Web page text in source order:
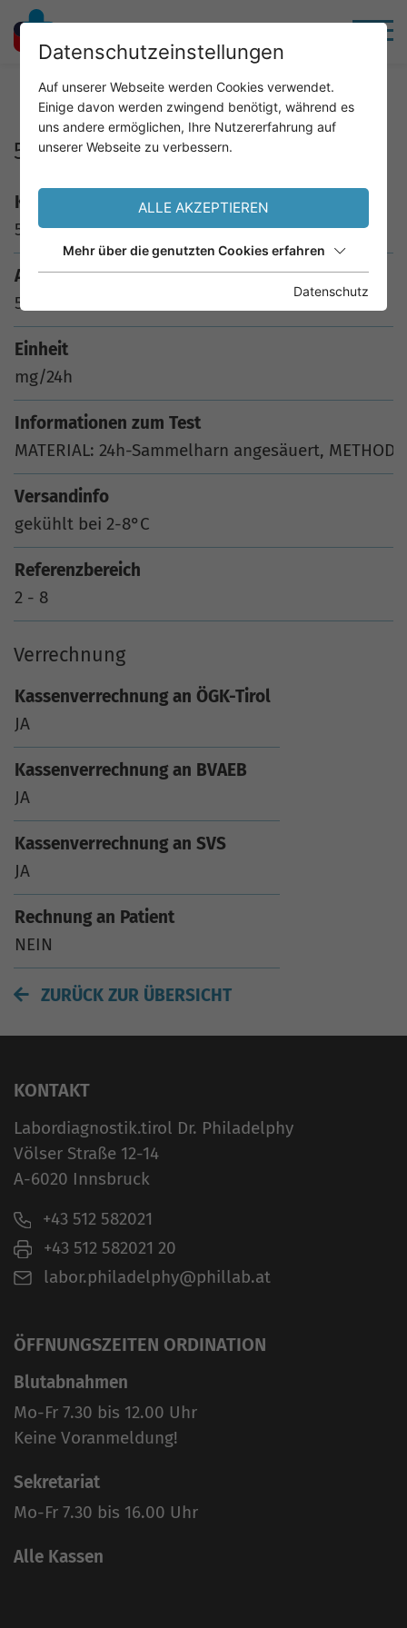
Home Service Analysenkatalog
5-HIES i.24h H.
Kürzel
5HIES
Analyse
5-HIES i.24h H.
Einheit
mg/24h
Informationen zum Test
MATERIAL: 24h-Sammelharn angesäuert,
Versandinfo
gekühlt bei 2-8°C
Referenzbereich
2 - 8
Verrechnung
Kassenverrechnung an ÖGK-Tirol
JA
Kassenverrechnung an BVAEB
JA
Kassenverrechnung an SVS
JA
Rechnung an Patient
NEIN
ZURÜCK ZUR ÜBERSICHT
KONTAKT
Labordiagnostik.tirol Dr. Philadelphy
Völser Straße 12-14
A-6020 Innsbruck
+43 512 582021
+43 512 582021 20
labor.philadelphy@phillab.at
ÖFFNUNGSZEITEN ORDINATION
Blutabnahmen
Mo-Fr 7.30 bis 12.00 Uhr
Keine Voranmeldung!
Sekretariat
Mo-Fr 7.30 bis 16.00 Uhr
Alle Kassen
Datenschutzeinstellungen
Auf unserer Webseite werden Cookies verwendet.
Einige davon werden zwingend benötigt, während es
uns andere ermöglichen, Ihre Nutzererfahrung auf
unserer Webseite zu verbessern.
ALLE AKZEPTIEREN
Mehr über die genutzten Cookies erfahren
Datenschutz